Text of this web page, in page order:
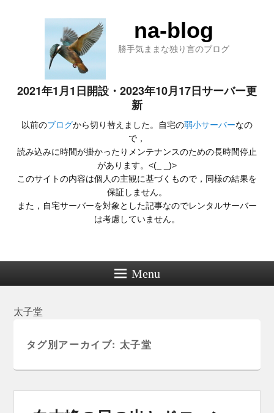
na-blog
勝手気ままな独り言のブログ
2021年1月1日開設・2023年10月17日サーバー更
新
以前のブログから切り替えました。自宅の弱小サーバーなの
で，
読み込みに時間が掛かったりメンテナンスのための長時間停止
があります。<(_ _)>
このサイトの内容は個人の主観に基づくもので，同様の結果を
保証しません。
また，自宅サーバーを対象とした記事なのでレンタルサーバー
は考慮していません。
Menu
太子堂
タグ別アーカイブ: 太子堂